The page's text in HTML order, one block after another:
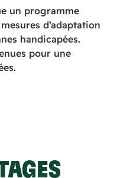
un programme
d’adaptation
handicapées.
pour une